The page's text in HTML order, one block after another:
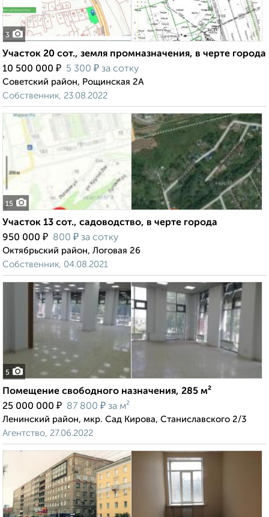
3
Участок 20 сот., земля промназначения, в черте города
10 500 000 ₽ 5 300 ₽ за сотку
Советский район, Рощинская 2А
Собственник, 23.08.2022
15
Участок 13 сот., садоводство, в черте города
950 000 ₽ 800 ₽ за сотку
Октябрьский район, Логовая 26
Собственник, 04.08.2021
5
Помещение свободного назначения, 285 м²
25 000 000 ₽ 87 800 ₽ за м²
Ленинский район, мкр. Сад Кирова, Станиславского 2/3
Агентство, 27.06.2022